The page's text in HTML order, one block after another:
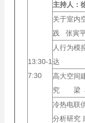
13:30-1
7:30
主持人：
关于室内
践 张寅
人行为
达
高大空间
究 梁
冷热电联
分析研究